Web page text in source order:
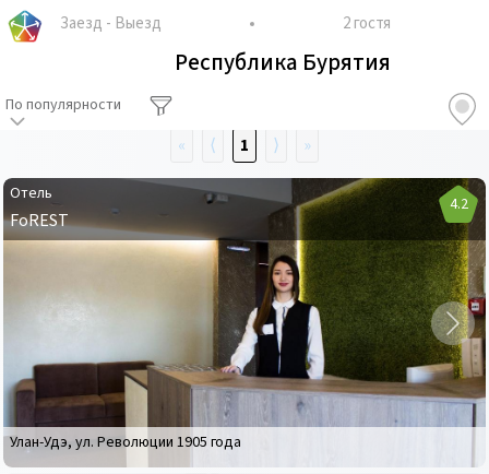
Республика Бурятия
Заезд - Выезд 2 гостя
По популярности
« ⟨ 1 ⟩ »
Отель
FoREST
Отель
Улан-Удэ, ул. Революции 1905 года
4.2